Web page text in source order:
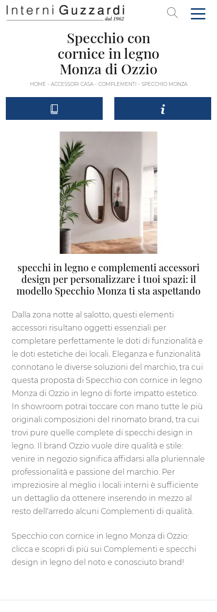
Specchio con
cornice in legno
Monza di Ozzio
HOME - ACCESSORI CASA- COMPLEMENTI - SPECCHIO MONZA
Specchio con cornice in legno Monza di Ozzio:
clicca e scopri di più sui Complementi e specchi
design in legno del noto e conosciuto brand!
specchi in legno e complementi accessori
design per personalizzare i tuoi spazi: il
modello Specchio Monza ti sta aspettando
Dalla zona notte al salotto, questi elementi
accessori risultano oggetti essenziali per
completare perfettamente le doti di funzionalità e
le doti estetiche dei locali. Eleganza e funzionalità
connotano le diverse soluzioni del marchio, tra cui
questa proposta di Specchio con cornice in legno
Monza di Ozzio in legno di forte impatto estetico.
In showroom potrai toccare con mano tutte le più
originali composizioni del rinomato brand, tra cui
trovi pure quelle complete di specchi design in
legno. Il brand Ozzio vuole dire qualità e stile:
venire in negozio significa affidarsi alla pluriennale
professionalità e passione del marchio. Per
impreziosire al meglio i locali interni è sufficiente
un dettaglio da ottenere inserendo in mezzo al
resto dell'arredo alcuni Complementi di qualità.